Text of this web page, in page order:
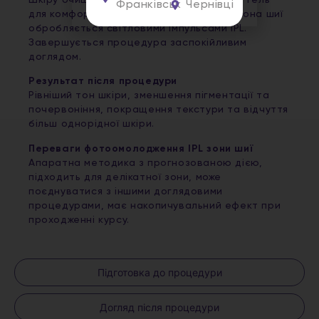
Підготовка до процедури
Догляд після процедури
для комфортної роботи апарата. Далі зона шиї
обробляється світловими імпульсами IPL.
Завершується процедура заспокійливим
доглядом.
Результат після процедури
Рівніший тон шкіри, зменшення пігментації та
почервоніння, покращення текстури та відчуття
більш однорідної шкіри.
Переваги фотоомолодження IPL зони шиї
Апаратна методика з прогнозованою дією,
підходить для делікатної зони, може
поєднуватися з іншими доглядовими
процедурами, має накопичувальний ефект при
проходженні курсу.
Франківськ Чернівці